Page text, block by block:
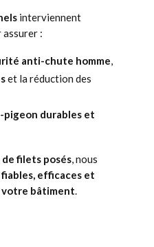
interviennent
:
anti-chute homme,
et la réduction des
pigeon durables et
de filets posés, nous
fiables, efficaces et
bâtiment.